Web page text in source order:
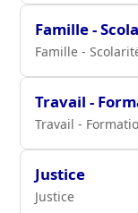
Famille -
Famille -
Travail -
Travail -
Justice
Justice